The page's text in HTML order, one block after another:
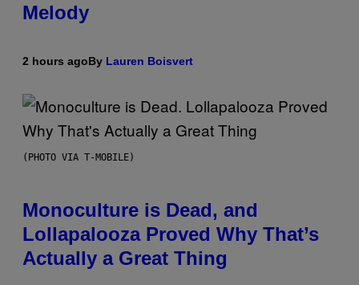
Melody
2 hours agoBy Lauren Boisvert
(PHOTO VIA T-MOBILE)
Monoculture is Dead, and
Lollapalooza Proved Why That’s
Actually a Great Thing